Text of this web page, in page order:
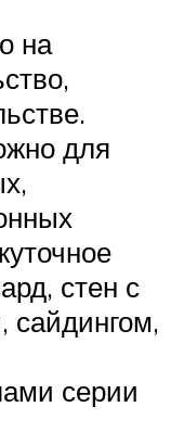
на
для
стен с
сайдингом,
серии